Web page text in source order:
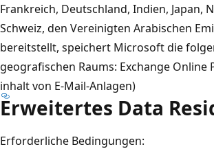
Frankreich, Deutschland, Indien, Japan,
Schweiz, den Vereinigten Arabischen
bereitstellt, speichert Microsoft die
geografischen Raums: Exchange
inhalt von E-Mail-Anlagen)
Erweitertes Data
Erforderliche Bedingungen: